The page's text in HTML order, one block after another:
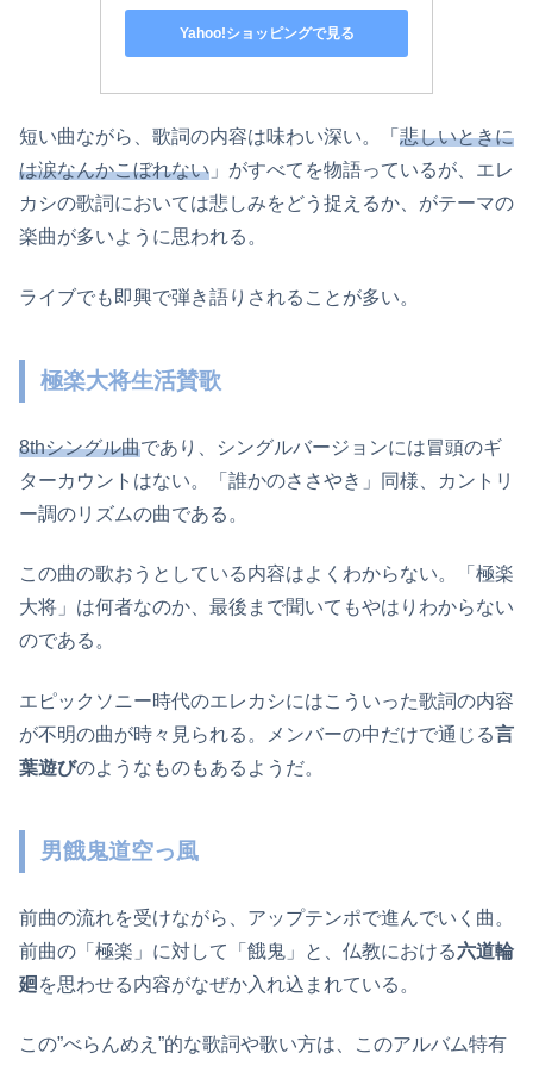
Yahoo!ショッピングで見る
短い曲ながら、歌詞の内容は味わい深い。「 悲しいときに
は涙なんかこぼれない 」がすべてを物語っているが、エレ
カシの歌詞においては悲しみをどう捉えるか、がテーマの
楽曲が多いように思われる。
ライブでも即興で弾き語りされることが多い。
極楽大将生活賛歌
8thシングル曲であり、シングルバージョンには冒頭のギ
ターカウントはない。「誰かのささやき」同様、カントリ
ー調のリズムの曲である。
この曲の歌おうとしている内容はよくわからない。「極楽
大将」は何者なのか、最後まで聞いてもやはりわからない
のである。
エピックソニー時代のエレカシにはこういった歌詞の内容
が不明の曲が時々見られる。メンバーの中だけで通じる言
葉遊びのようなものもあるようだ。
男餓鬼道空っ風
前曲の流れを受けながら、アップテンポで進んでいく曲。
前曲の「極楽」に対して「餓鬼」と、仏教における六道輪
廻 を思わせる内容がなぜか入れ込まれている。
この”べらんめえ”的な歌詞や歌い方は、このアルバム特有